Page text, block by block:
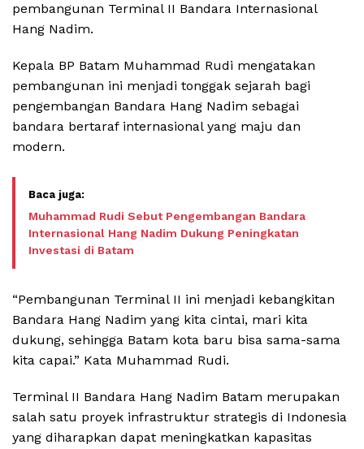
pembangunan Terminal II Bandara Internasional
Hang Nadim.
Kepala BP Batam Muhammad Rudi mengatakan
pembangunan ini menjadi tonggak sejarah bagi
pengembangan Bandara Hang Nadim sebagai
bandara bertaraf internasional yang maju dan
modern.
Muhammad Rudi Sebut Pengembangan Bandara
Internasional Hang Nadim Dukung Peningkatan
Investasi di Batam
“Pembangunan Terminal II ini menjadi kebangkitan
Bandara Hang Nadim yang kita cintai, mari kita
dukung, sehingga Batam kota baru bisa sama-sama
kita capai.” Kata Muhammad Rudi.
Terminal II Bandara Hang Nadim Batam merupakan
salah satu proyek infrastruktur strategis di Indonesia
yang diharapkan dapat meningkatkan kapasitas